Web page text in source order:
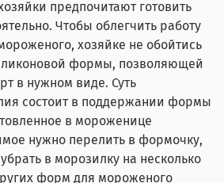
предпочитают готовить
Чтобы облегчить работу
хозяйке не обойтись
формы, позволяющей
в нужном виде. Суть
состоит в поддержании формы
в мороженице
нужно перелить в формочку,
в морозилку на несколько
форм для мороженого